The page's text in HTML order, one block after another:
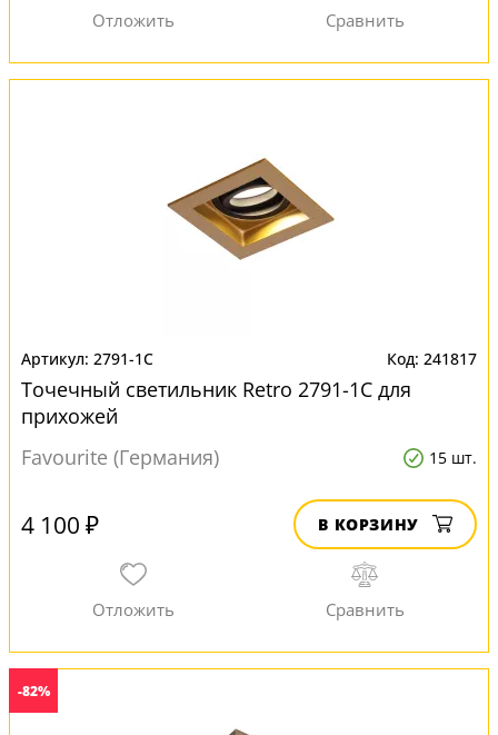
2791-1C 241817
Точечный светильник Retro 2791-1C для
прихожей
Favourite (Германия)
15 шт.
4 100 ₽ В КОРЗИНУ
-82%